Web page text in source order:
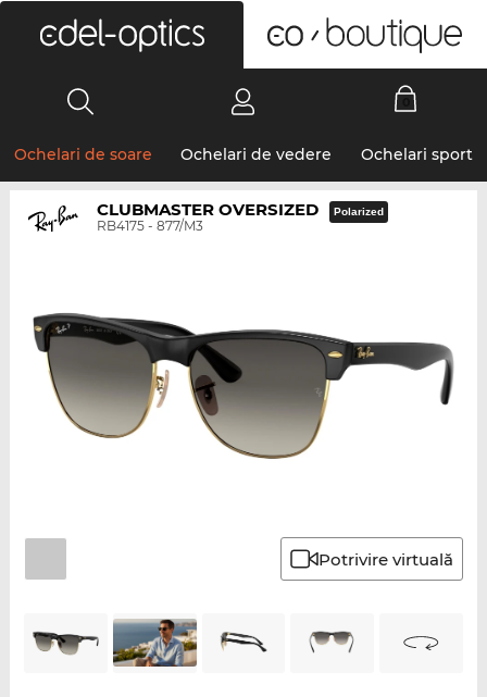
Ochelari de soare Ochelari de vedere Ochelari sport
CLUBMASTER OVERSIZED
RB4175 - 877/M3
Polarized
Potrivire virtuală